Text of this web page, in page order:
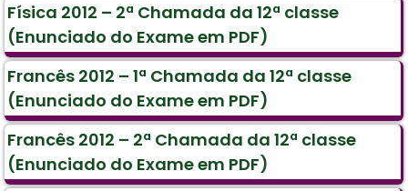
Física 2012 – 2ª Chamada da 12ª classe
(Enunciado do Exame em PDF)
Francês 2012 – 1ª Chamada da 12ª classe
(Enunciado do Exame em PDF)
Francês 2012 – 2ª Chamada da 12ª classe
(Enunciado do Exame em PDF)